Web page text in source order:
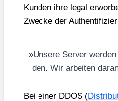
Kun­den ihre legal
Zwe­cke der
»Unse­re Ser­ver
den. Wir arbei­ten
Bei einer DDOS (